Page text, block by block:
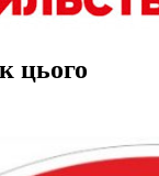
цього